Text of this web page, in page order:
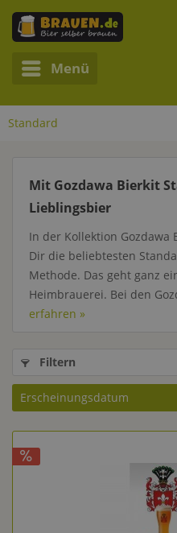
Menü
Standard
Mit Gozdawa Bierkit
Lieblingsbier
In der Kollektion
Dir die beliebtesten
Methode. Das geht ganz
Heimbrauerei. Bei den
erfahren »
Filtern